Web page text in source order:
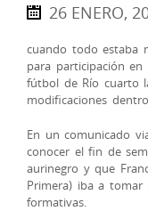
26 ENERO,
cuando todo estaba
para participación
fútbol de Río cuarto
modificaciones
En un comunicado
conocer el fin de
aurinegro y que
Primera) iba a
formativas.